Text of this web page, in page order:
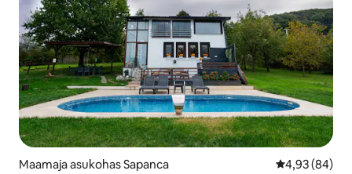
Maamaja asukohas Sapanca Keskmine
4,93 (84)